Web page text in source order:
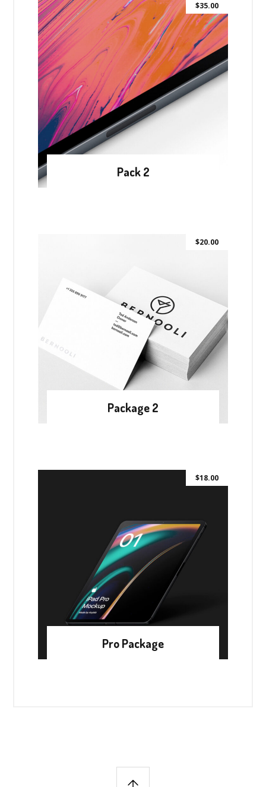
Pack 2
$35.00
Package 2
$20.00
Pro Package
$18.00